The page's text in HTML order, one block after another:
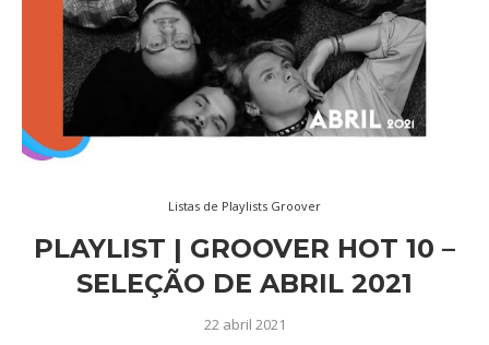
Listas de Playlists Groover
PLAYLIST | GROOVER HOT 10 –
SELEÇÃO DE ABRIL 2021
22 abril 2021